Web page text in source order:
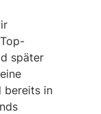
später
bereits in